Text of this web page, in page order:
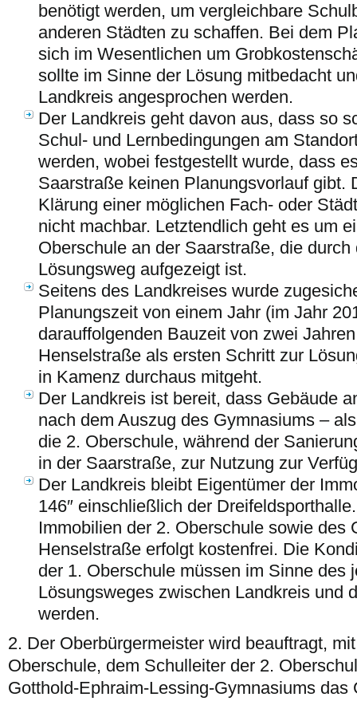
benötigt werden, um vergleichbare
anderen Städten zu schaffen. Bei dem
sich im Wesentlichen um
sollte im Sinne der Lösung mitbedacht
Landkreis angesprochen werden.
Der Landkreis geht davon aus, dass so
Schul- und Lernbedingungen am
werden, wobei festgestellt wurde, dass
Saarstraße keinen Planungsvorlauf gibt.
Klärung einer möglichen Fach- oder
nicht machbar. Letztendlich geht es um
Oberschule an der Saarstraße, die durch
Lösungsweg aufgezeigt ist.
Seitens des Landkreises wurde
Planungszeit von einem Jahr (im Jahr
darauffolgenden Bauzeit von zwei
Henselstraße als ersten Schritt zur
in Kamenz durchaus mitgeht.
Der Landkreis ist bereit, dass Gebäude
nach dem Auszug des Gymnasiums –
die 2. Oberschule, während der
in der Saarstraße, zur Nutzung zur
Der Landkreis bleibt Eigentümer der
146″ einschließlich der
Immobilien der 2. Oberschule sowie des
Henselstraße erfolgt kostenfrei. Die
der 1. Oberschule müssen im Sinne des
Lösungsweges zwischen Landkreis und
werden.
2. Der Oberbürgermeister wird beauftragt,
Oberschule, dem Schulleiter der 2.
Gotthold-Ephraim-Lessing-Gymnasiums das